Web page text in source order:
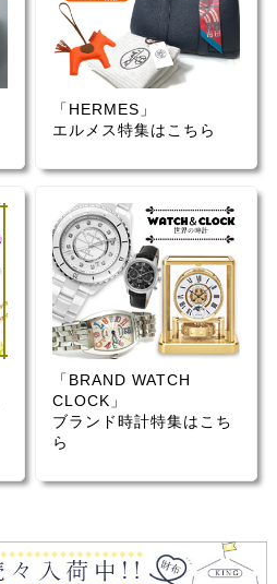
「HERMES」
エルメス特集はこちら
「BRAND WATCH
CLOCK」
ブランド時計特集はこち
ら